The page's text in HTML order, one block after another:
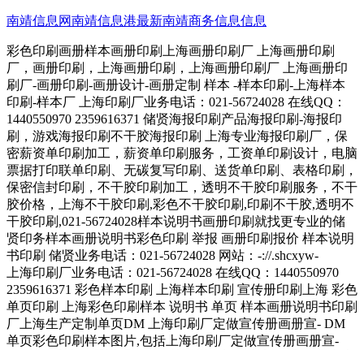
南靖信息网南靖信息港最新南靖商务信息信息
彩色印刷画册样本画册印刷上海画册印刷厂 上海画册印刷
厂，画册印刷，上海画册印刷，上海画册印刷厂 上海画册印
刷厂-画册印刷-画册设计-画册定制 样本 -样本印刷-上海样本
印刷-样本厂 上海印刷厂业务电话：021-56724028 在线QQ：
1440550970 2359616371 储贤海报印刷产品海报印刷-海报印
刷，游戏海报印刷不干胶海报印刷 上海专业海报印刷厂，保
密薪资单印刷加工，薪资单印刷服务，工资单印刷设计，电脑
票据打印联单印刷、无碳复写印刷、送货单印刷、表格印刷，
保密信封印刷，不干胶印刷加工，透明不干胶印刷服务，不干
胶价格，上海不干胶印刷,彩色不干胶印刷,印刷不干胶,透明不
干胶印刷,021-56724028样本说明书画册印刷就找更专业的储
贤印务样本画册说明书彩色印刷 举报 画册印刷报价 样本说明
书印刷 储贤业务电话：021-56724028 网站：-://.shcxyw-
上海印刷厂业务电话：021-56724028 在线QQ：1440550970
2359616371 彩色样本印刷 上海样本印刷 宣传册印刷上海 彩色
单页印刷 上海彩色印刷样本 说明书 单页 样本画册说明书印刷
厂上海生产定制单页DM 上海印刷厂定做宣传册画册宣- DM
单页彩色印刷样本图片,包括上海印刷厂定做宣传册画册宣-